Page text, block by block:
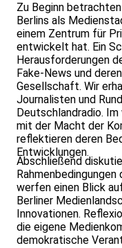
Zu Beginn
Berlins als
einem Zentrum für
entwickelt hat. Ein
Herausforderungen
Fake-News und
Gesellschaft. Wir
Journalisten und
Deutschlandradio.
mit der Macht der
reflektieren deren
Entwicklungen.
Abschließend
werfen einen Blick
Berliner
Innovationen.
die eigene
demokratische